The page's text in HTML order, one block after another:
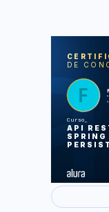
DE
Curso
API
SPRING